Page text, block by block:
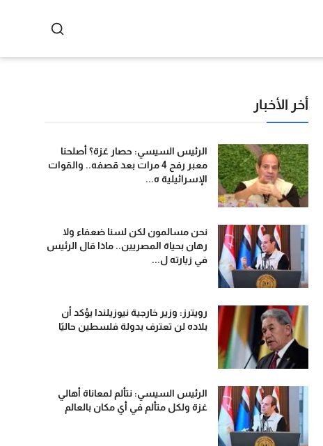
أخر الأخبار
الرئيس السيسي: حصار غزة؟ أصلحنا
معبر رفح 4 مرات بعد قصفه.. والقوات
الإسرائيلية ه...
نحن مسالمون لكن لسنا ضعفاء ولا
رهان بحياة المصريين.. ماذا قال الرئيس
في زيارته ل...
رويترز: وزير خارجية نيوزيلندا يؤكد أن
بلاده لن تعترف بدولة فلسطين حاليًا
الرئيس السيسي: نتألم لمعاناة أهالي
غزة ولكل متألم في أي مكان بالعالم